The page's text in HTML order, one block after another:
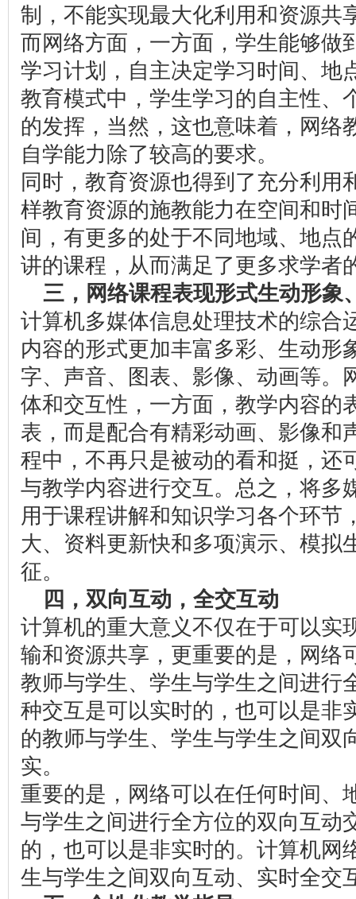
制，不能实现最大化利用和资源共
而网络方面，一方面，学生能够做
学习计划，自主决定学习时间、地
教育模式中，学生学习的自主性、
的发挥，当然，这也意味着，网络
自学能力除了较高的要求。
同时，教育资源也得到了充分利用
样教育资源的施教能力在空间和时
间，有更多的处于不同地域、地点
讲的课程，从而满足了更多求学者
三，网络课程表现形式生动形象
计算机多媒体信息处理技术的综合
内容的形式更加丰富多彩、生动形
字、声音、图表、影像、动画等。
体和交互性，一方面，教学内容的
表，而是配合有精彩动画、影像和
程中，不再只是被动的看和挺，还
与教学内容进行交互。总之，将多
用于课程讲解和知识学习各个环节
大、资料更新快和多项演示、模拟
征。
四，双向互动，全交互动
计算机的重大意义不仅在于可以实
输和资源共享，更重要的是，网络
教师与学生、学生与学生之间进行
种交互是可以实时的，也可以是非
的教师与学生、学生与学生之间双
实。
重要的是，网络可以在任何时间、
与学生之间进行全方位的双向互动
的，也可以是非实时的。计算机网
生与学生之间双向互动、实时全交